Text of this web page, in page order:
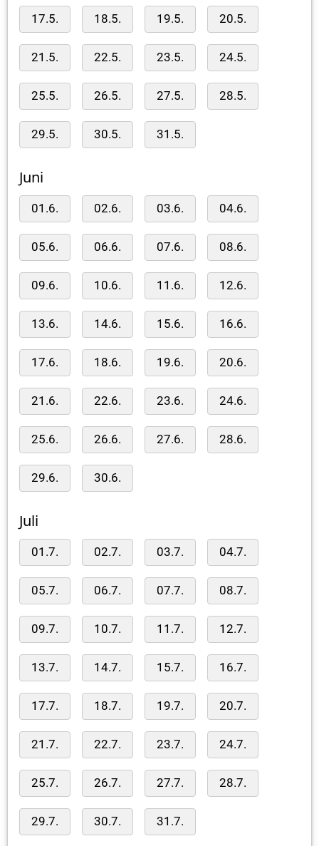
17.5. 18.5. 19.5. 20.5.
21.5. 22.5. 23.5. 24.5.
25.5. 26.5. 27.5. 28.5.
29.5. 30.5. 31.5.
Juni
01.6. 02.6. 03.6. 04.6.
05.6. 06.6. 07.6. 08.6.
09.6. 10.6. 11.6. 12.6.
13.6. 14.6. 15.6. 16.6.
17.6. 18.6. 19.6. 20.6.
21.6. 22.6. 23.6. 24.6.
25.6. 26.6. 27.6. 28.6.
29.6. 30.6.
Juli
01.7. 02.7. 03.7. 04.7.
05.7. 06.7. 07.7. 08.7.
09.7. 10.7. 11.7. 12.7.
13.7. 14.7. 15.7. 16.7.
17.7. 18.7. 19.7. 20.7.
21.7. 22.7. 23.7. 24.7.
25.7. 26.7. 27.7. 28.7.
29.7. 30.7. 31.7.